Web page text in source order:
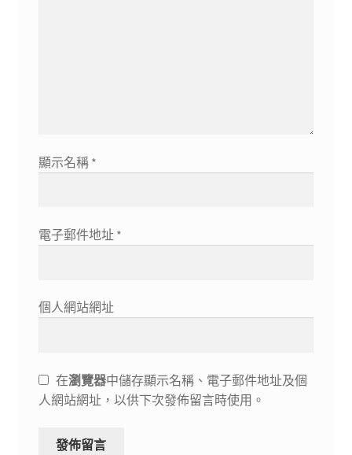
顯示名稱 *
電子郵件地址 *
個人網站網址
在瀏覽器中儲存顯示名稱、電子郵件地址及個
人網站網址，以供下次發佈留言時使用。